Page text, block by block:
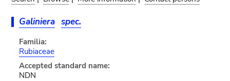
Galiniera spec.
Familia:
Rubiaceae
Accepted standard name:
NDN